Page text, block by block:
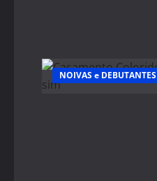
NOIVAS e DEBUTANTES